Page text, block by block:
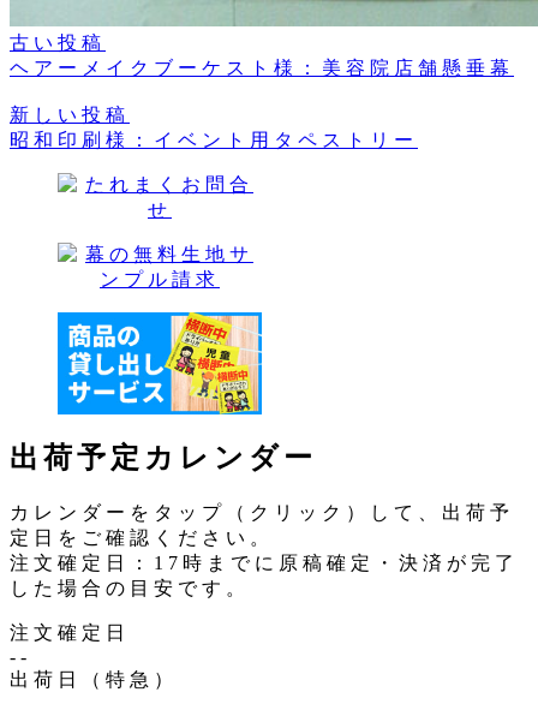
古い投稿
ヘアーメイクブーケスト様：美容院店舗懸垂幕
新しい投稿
昭和印刷様：イベント用タペストリー
出荷予定カレンダー
カレンダーをタップ（クリック）して、出荷予
定日をご確認ください。
注文確定日：17時までに原稿確定・決済が完了
した場合の目安です。
注文確定日
--
出荷日（特急）